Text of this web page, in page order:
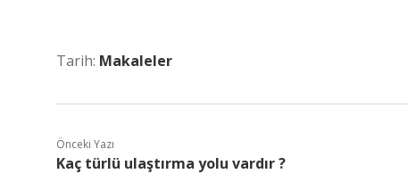
Tarih: Makaleler
Önceki Yazı
Kaç türlü ulaştırma yolu vardır ?